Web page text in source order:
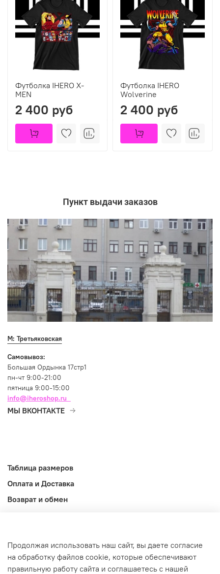
Футболка IHERO X-
MEN
2 400 руб
Футболка IHERO
Wolverine
2 400 руб
Пункт выдачи заказов
М: Третьяковская
Самовывоз:
Большая Ордынка 17стр1
пн-чт 9:00-21:00
пятница 9:00-15:00
info@iheroshop.ru
МЫ ВКОНТАКТЕ
Таблица размеров
Оплата и Доставка
Возврат и обмен
Продолжая использовать наш сайт, вы даете согласие
на обработку файлов cookie, которые обеспечивают
правильную работу сайта и соглашаетесь с нашей